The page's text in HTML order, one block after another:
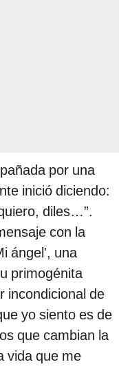
por una
inició diciendo:
diles…”.
con la
ángel', una
primogénita
incondicional de
yo siento es de
que cambian la
vida que me